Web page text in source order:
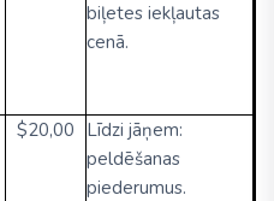
biļetes iekļautas
cenā.
$20,00 Līdzi jāņem:
peldēšanas
piederumus.